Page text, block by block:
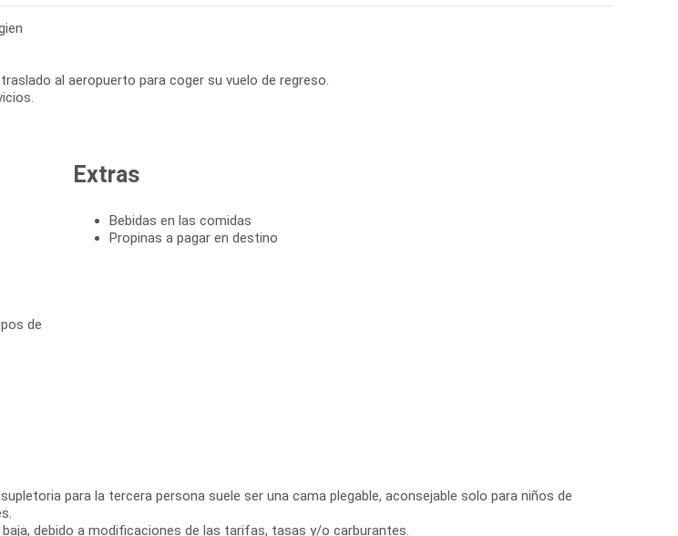
al aeropuerto para coger su vuelo de regreso.
de
Extras
Bebidas en las comidas
Propinas a pagar en destino
para la tercera persona suele ser una cama plegable, aconsejable solo para niños de
debido a modificaciones de las tarifas, tasas y/o carburantes.